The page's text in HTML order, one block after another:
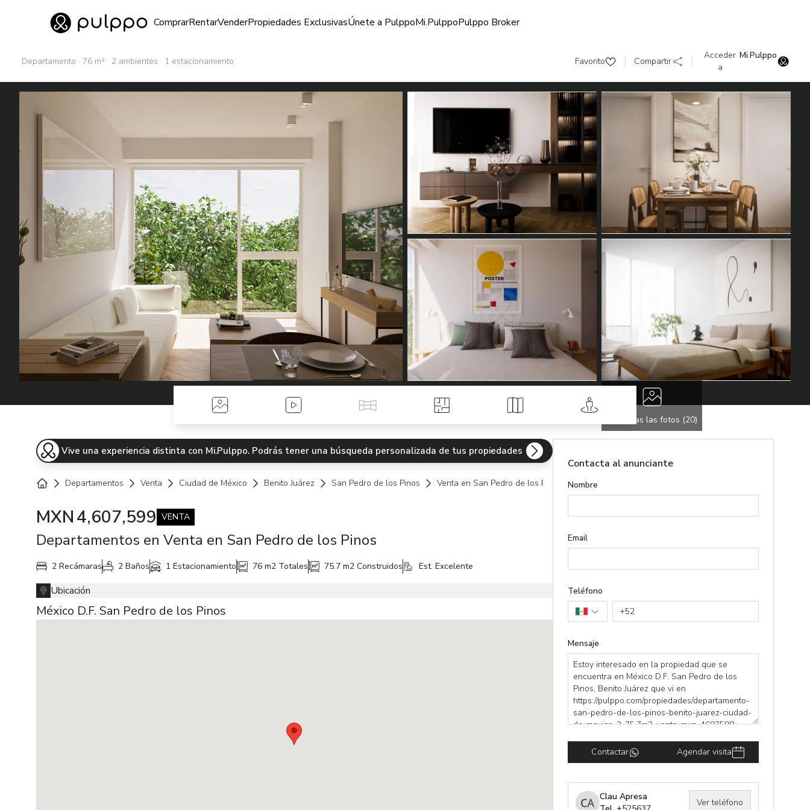
Ir al home
ComprarRentarVenderPropiedades ExclusivasÚnete a PulppoMi.PulppoPulppo Broker
Favorito Compartir
Acceder
a
Mi.Pulppo
Departamento · 76 m² · 2 ambientes · 1 estacionamiento
Ver todas las fotos (20)
Fotos Videos Tour Virtual Planos Mapa Street View
Vive una experiencia distinta con Mi.Pulppo. Podrás tener una búsqueda personalizada de tus propiedades
Departamentos Venta Ciudad de México Benito Juárez San Pedro de los Pinos Venta en San Pedro de los Pinos Benito Juárez
MXN4,607,599 VENTA
Departamentos en Venta en San Pedro de los Pinos
2 Recámaras 2 Baños 1 Estacionamiento 76 m2 Totales 75.7 m2 Construidos Est. Excelente
Ubicación
México D.F. San Pedro de los Pinos
Contacta al anunciante
Nombre
Email
Teléfono
+52
Mensaje
Contactar Agendar visita
Clau Apresa
Ver teléfono